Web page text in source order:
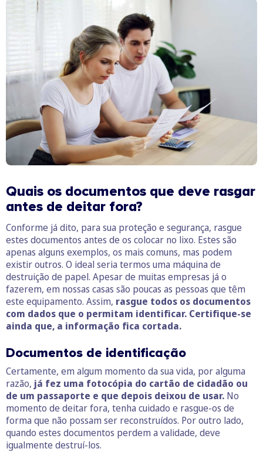
Quais os documentos que deve rasgar
antes de deitar fora?
Conforme já dito, para sua proteção e segurança, rasgue
estes documentos antes de os colocar no lixo. Estes são
apenas alguns exemplos, os mais comuns, mas podem
existir outros. O ideal seria termos uma máquina de
destruição de papel. Apesar de muitas empresas já o
fazerem, em nossas casas são poucas as pessoas que têm
este equipamento. Assim, rasgue todos os documentos
com dados que o permitam identificar. Certifique-se
ainda que, a informação fica cortada.
Documentos de identificação
Certamente, em algum momento da sua vida, por alguma
razão, já fez uma fotocópia do cartão de cidadão ou
de um passaporte e que depois deixou de usar. No
momento de deitar fora, tenha cuidado e rasgue-os de
forma que não possam ser reconstruídos. Por outro lado,
quando estes documentos perdem a validade, deve
igualmente destruí-los.